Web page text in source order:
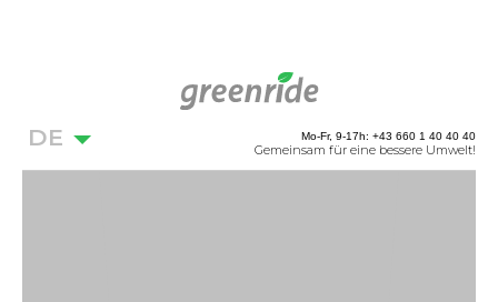
DE Mo-Fr, 9-17h: +43 660 1 40 40 40
Gemeinsam für eine bessere Umwelt!